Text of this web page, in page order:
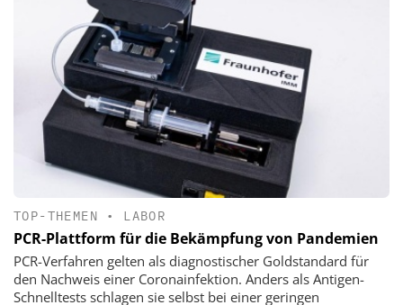
TOP-THEMEN • LABOR
PCR-Plattform für die Bekämpfung von Pandemien
PCR-Verfahren gelten als diagnostischer Goldstandard für
den Nachweis einer Coronainfektion. Anders als Antigen-
Schnelltests schlagen sie selbst bei einer geringen